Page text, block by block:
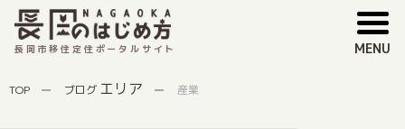
長岡市移住定住ポータルサイト MENU
TOP ブログ エリア 産業